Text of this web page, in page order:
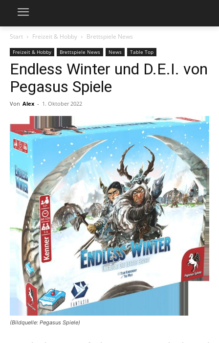
Start Freizeit & Hobby Brettspiele News
Freizeit & Hobby Brettspiele News News Table Top
Endless Winter und D.E.I. von
Pegasus Spiele
Von Alex - 1. Oktober 2022
(Bildquelle: Pegasus Spiele)